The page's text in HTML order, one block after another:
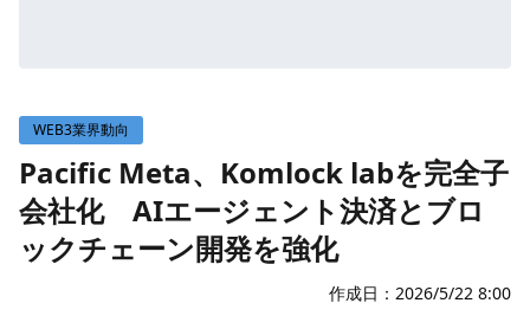
インタビュー/WEB3
WEB3イベント
GAME
ゲームニュース
ECONOMY
WEB3業界動向
Pacific Meta、Komlock labを完全子
会社化 AIエージェント決済とブロ
ックチェーン開発を強化
作成日： 2026/5/22 8:00